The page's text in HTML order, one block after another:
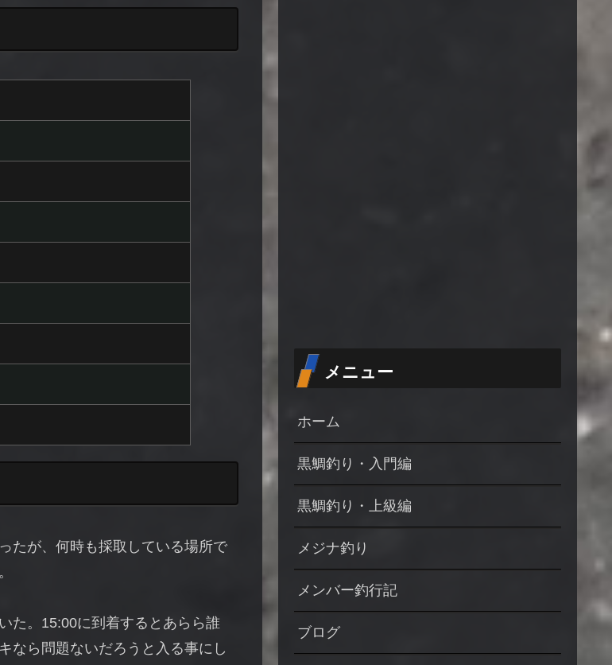
たが、何時も採取している場所で
た。15:00に到着するとあらら誰
なら問題ないだろうと入る事にし
メニュー
ホーム
黒鯛釣り・入門編
黒鯛釣り・上級編
メジナ釣り
メンバー釣行記
ブログ